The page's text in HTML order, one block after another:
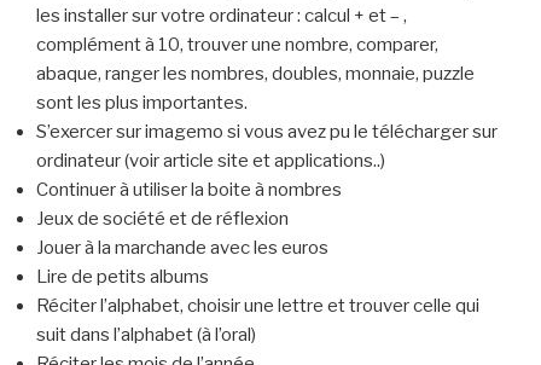
les installer sur votre ordinateur : calcul + et – ,
complément à 10, trouver une nombre, comparer,
abaque, ranger les nombres, doubles, monnaie, puzzle
sont les plus importantes.
S’exercer sur imagemo si vous avez pu le télécharger sur
ordinateur (voir article site et applications..)
Continuer à utiliser la boite à nombres
Jeux de société et de réflexion
Jouer à la marchande avec les euros
Lire de petits albums
Réciter l’alphabet, choisir une lettre et trouver celle qui
suit dans l’alphabet (à l’oral)